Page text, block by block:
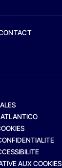
AUX COOKIES